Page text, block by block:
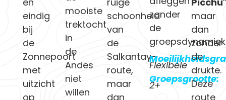
eindig
bij
de
Zonnepoort
met
uitzicht
op
mooiste
trektocht
in
de
Andes
niet
willen
schoonheid
van
de
Salkantay-
route,
maar
dan
zonder
de
Flexibele
Groepsgrootte:
2+
maar
dan
zonder
de
drukte.
Deze
route